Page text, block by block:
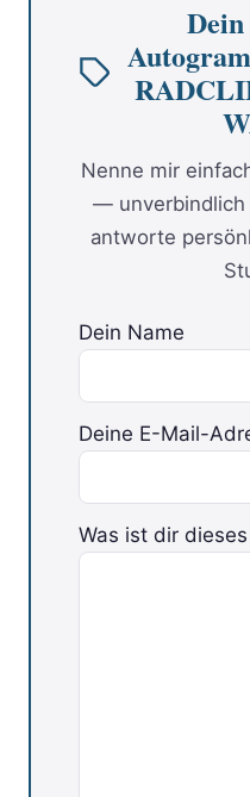
Nenne mir
— unverbindlich
antworte
Dein Name
Deine E-Mail-
Bitte lasse dieses
Was ist dir